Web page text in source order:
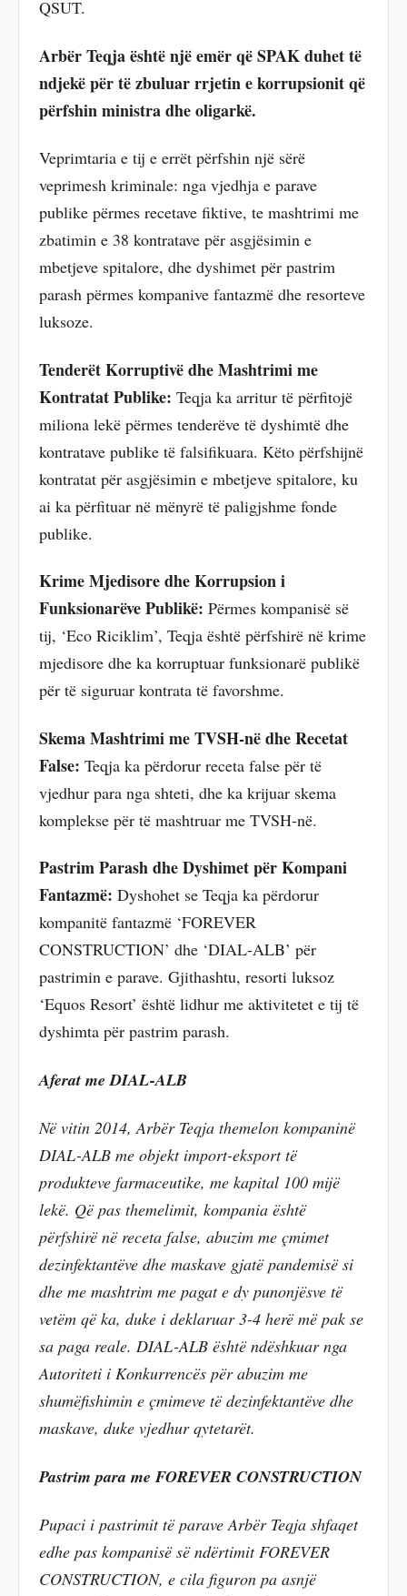
QSUT.
Arbër Teqja është një emër që SPAK duhet të
ndjekë për të zbuluar rrjetin e korrupsionit që
përfshin ministra dhe oligarkë.
Veprimtaria e tij e errët përfshin një sërë
veprimesh kriminale: nga vjedhja e parave
publike përmes recetave fiktive, te mashtrimi me
zbatimin e 38 kontratave për asgjësimin e
mbetjeve spitalore, dhe dyshimet për pastrim
parash përmes kompanive fantazmë dhe resorteve
luksoze.
Tenderët Korruptivë dhe Mashtrimi me
Kontratat Publike: Teqja ka arritur të përfitojë
miliona lekë përmes tenderëve të dyshimtë dhe
kontratave publike të falsifikuara. Këto përfshijnë
kontratat për asgjësimin e mbetjeve spitalore, ku
ai ka përfituar në mënyrë të paligjshme fonde
publike.
Krime Mjedisore dhe Korrupsion i
Funksionarëve Publikë: Përmes kompanisë së
tij, ‘Eco Riciklim’, Teqja është përfshirë në krime
mjedisore dhe ka korruptuar funksionarë publikë
për të siguruar kontrata të favorshme.
Skema Mashtrimi me TVSH-në dhe Recetat
False: Teqja ka përdorur receta false për të
vjedhur para nga shteti, dhe ka krijuar skema
komplekse për të mashtruar me TVSH-në.
Pastrim Parash dhe Dyshimet për Kompani
Fantazmë: Dyshohet se Teqja ka përdorur
kompanitë fantazmë ‘FOREVER
CONSTRUCTION’ dhe ‘DIAL-ALB’ për
pastrimin e parave. Gjithashtu, resorti luksoz
‘Equos Resort’ është lidhur me aktivitetet e tij të
dyshimta për pastrim parash.
Aferat me DIAL-ALB
Në vitin 2014, Arbër Teqja themelon kompaninë
DIAL-ALB me objekt import-eksport të
produkteve farmaceutike, me kapital 100 mijë
lekë. Që pas themelimit, kompania është
përfshirë në receta false, abuzim me çmimet
dezinfektantëve dhe maskave gjatë pandemisë si
dhe me mashtrim me pagat e dy punonjësve të
vetëm që ka, duke i deklaruar 3-4 herë më pak se
sa paga reale. DIAL-ALB është ndëshkuar nga
Autoriteti i Konkurrencës për abuzim me
shumëfishimin e çmimeve të dezinfektantëve dhe
maskave, duke vjedhur qytetarët.
Pastrim para me FOREVER CONSTRUCTION
Pupaci i pastrimit të parave Arbër Teqja shfaqet
edhe pas kompanisë së ndërtimit FOREVER
CONSTRUCTION, e cila figuron pa asnjë